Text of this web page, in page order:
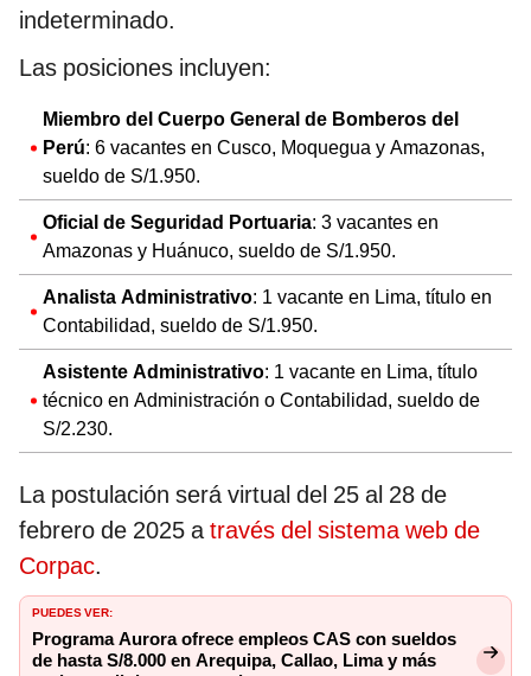
indeterminado.
Las posiciones incluyen:
Miembro del Cuerpo General de Bomberos del
Perú: 6 vacantes en Cusco, Moquegua y Amazonas,
sueldo de S/1.950.
Oficial de Seguridad Portuaria: 3 vacantes en
Amazonas y Huánuco, sueldo de S/1.950.
Analista Administrativo: 1 vacante en Lima, título en
Contabilidad, sueldo de S/1.950.
Asistente Administrativo: 1 vacante en Lima, título
técnico en Administración o Contabilidad, sueldo de
S/2.230.
La postulación será virtual del 25 al 28 de
febrero de 2025 a través del sistema web de
Corpac.
PUEDES VER:
Programa Aurora ofrece empleos CAS con sueldos
de hasta S/8.000 en Arequipa, Callao, Lima y más